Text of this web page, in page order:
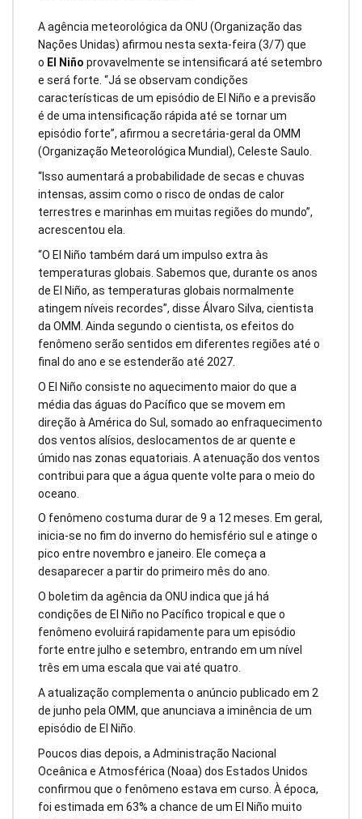
A agência meteorológica da ONU (Organização das
Nações Unidas) afirmou nesta sexta-feira (3/7) que
o El Niño provavelmente se intensificará até setembro
e será forte. “Já se observam condições
características de um episódio de El Niño e a previsão
é de uma intensificação rápida até se tornar um
episódio forte”, afirmou a secretária-geral da OMM
(Organização Meteorológica Mundial), Celeste Saulo.
“Isso aumentará a probabilidade de secas e chuvas
intensas, assim como o risco de ondas de calor
terrestres e marinhas em muitas regiões do mundo”,
acrescentou ela.
“O El Niño também dará um impulso extra às
temperaturas globais. Sabemos que, durante os anos
de El Niño, as temperaturas globais normalmente
atingem níveis recordes”, disse Álvaro Silva, cientista
da OMM. Ainda segundo o cientista, os efeitos do
fenômeno serão sentidos em diferentes regiões até o
final do ano e se estenderão até 2027.
O El Niño consiste no aquecimento maior do que a
média das águas do Pacífico que se movem em
direção à América do Sul, somado ao enfraquecimento
dos ventos alísios, deslocamentos de ar quente e
úmido nas zonas equatoriais. A atenuação dos ventos
contribui para que a água quente volte para o meio do
oceano.
O fenômeno costuma durar de 9 a 12 meses. Em geral,
inicia-se no fim do inverno do hemisfério sul e atinge o
pico entre novembro e janeiro. Ele começa a
desaparecer a partir do primeiro mês do ano.
O boletim da agência da ONU indica que já há
condições de El Niño no Pacífico tropical e que o
fenômeno evoluirá rapidamente para um episódio
forte entre julho e setembro, entrando em um nível
três em uma escala que vai até quatro.
A atualização complementa o anúncio publicado em 2
de junho pela OMM, que anunciava a iminência de um
episódio de El Niño.
Poucos dias depois, a Administração Nacional
Oceânica e Atmosférica (Noaa) dos Estados Unidos
confirmou que o fenômeno estava em curso. À época,
foi estimada em 63% a chance de um El Niño muito